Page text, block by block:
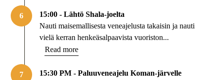
6
15:00 - Lähtö Shala-joelta
Nauti maisemallisesta veneajelusta takaisin ja nauti
vielä kerran henkeäsalpaavista vuoriston...
Read more
7
15:30 PM - Paluuveneajelu Koman-järvelle